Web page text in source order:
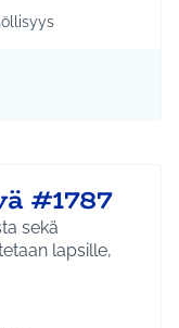
mukaan: Hyvinvointi ja
#1787
sekä
lapsille,